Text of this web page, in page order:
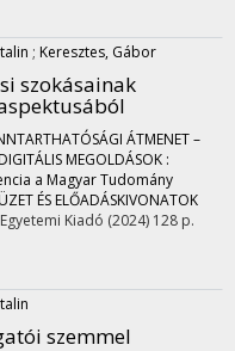
; Keresztes, Gábor
szokásainak
ÁTMENET –
MEGOLDÁSOK :
a Magyar Tudomány
ÉS ELŐADÁSKIVONATOK
Kiadó (2024) 128 p.
szemmel